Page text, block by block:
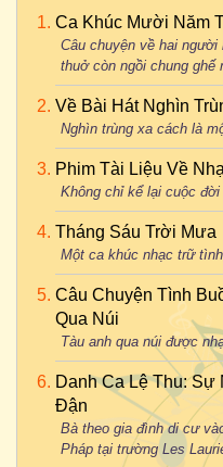
Ca Khúc Mười Năm
Câu chuyện về hai
thuở còn ngồi chung ghế
Về Bài Hát Nghìn
Nghìn trùng xa cách là
Phim Tài Liệu Về
Không chỉ kể lại cuộc
Tháng Sáu Trời Mưa
Một ca khúc nhạc trữ
Câu Chuyện Tình
Qua Núi
Tàu anh qua núi được
Danh Ca Lệ Thu:
Đận
Bà theo gia đình di cư
Pháp tại trường Les